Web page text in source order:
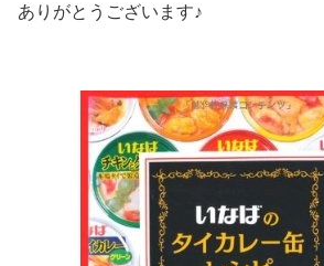
ありがとうございます♪